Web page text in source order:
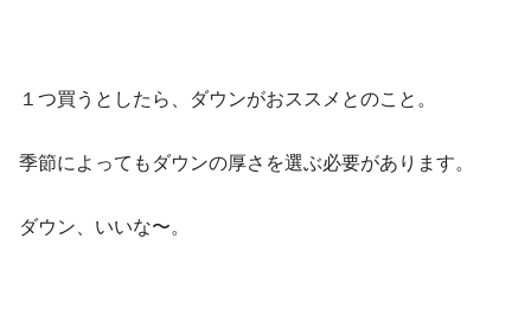
１つ買うとしたら、ダウンがおススメとのこと。
季節によってもダウンの厚さを選ぶ必要があります。
ダウン、いいな〜。